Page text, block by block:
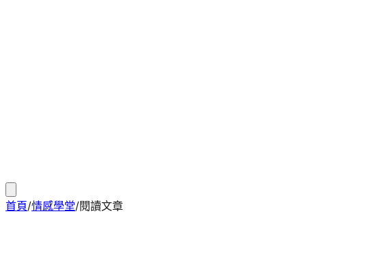
首頁/情感學堂/閱讀文章